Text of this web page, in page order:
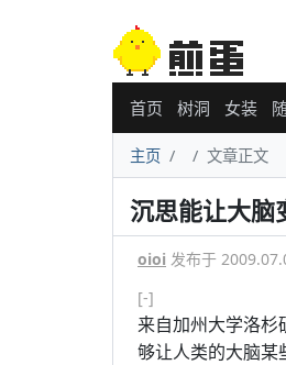
首页 树洞 女装
主页 文章正文
沉思能让大脑
oioi 发布于
[-]
来自加州大学洛
够让人类的大脑某